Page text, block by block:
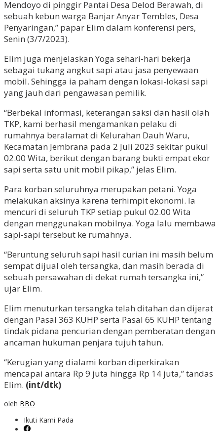
Mendoyo di pinggir Pantai Desa Delod Berawah, di
sebuah kebun warga Banjar Anyar Tembles, Desa
Penyaringan,” papar Elim dalam konferensi pers,
Senin (3/7/2023).
Elim juga menjelaskan Yoga sehari-hari bekerja
sebagai tukang angkut sapi atau jasa penyewaan
mobil. Sehingga ia paham dengan lokasi-lokasi sapi
yang jauh dari pengawasan pemilik.
“Berbekal informasi, keterangan saksi dan hasil olah
TKP, kami berhasil mengamankan pelaku di
rumahnya beralamat di Kelurahan Dauh Waru,
Kecamatan Jembrana pada 2 Juli 2023 sekitar pukul
02.00 Wita, berikut dengan barang bukti empat ekor
sapi serta satu unit mobil pikap,” jelas Elim.
Para korban seluruhnya merupakan petani. Yoga
melakukan aksinya karena terhimpit ekonomi. Ia
mencuri di seluruh TKP setiap pukul 02.00 Wita
dengan menggunakan mobilnya. Yoga lalu membawa
sapi-sapi tersebut ke rumahnya.
“Beruntung seluruh sapi hasil curian ini masih belum
sempat dijual oleh tersangka, dan masih berada di
sebuah persawahan di dekat rumah tersangka ini,”
ujar Elim.
Elim menuturkan tersangka telah ditahan dan dijerat
dengan Pasal 363 KUHP serta Pasal 65 KUHP tentang
tindak pidana pencurian dengan pemberatan dengan
ancaman hukuman penjara tujuh tahun.
“Kerugian yang dialami korban diperkirakan
mencapai antara Rp 9 juta hingga Rp 14 juta,” tandas
Elim. (int/dtk)
oleh BBO
Ikuti Kami Pada